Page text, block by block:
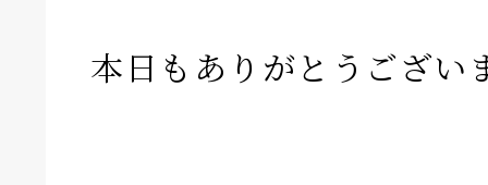
本日もありがとうござい